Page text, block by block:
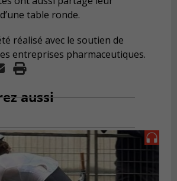
table ronde.
réalisé avec le soutien de
entreprises pharmaceutiques.
aussi